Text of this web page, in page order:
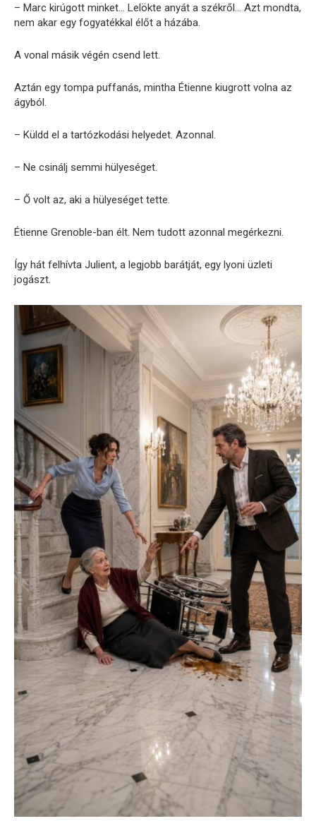
– Marc kirúgott minket… Lelökte anyát a székről… Azt mondta,
nem akar egy fogyatékkal élőt a házába.
A vonal másik végén csend lett.
Aztán egy tompa puffanás, mintha Étienne kiugrott volna az
ágyból.
– Küldd el a tartózkodási helyedet. Azonnal.
– Ne csinálj semmi hülyeséget.
– Ő volt az, aki a hülyeséget tette.
Étienne Grenoble-ban élt. Nem tudott azonnal megérkezni.
Így hát felhívta Julient, a legjobb barátját, egy lyoni üzleti
jogászt.